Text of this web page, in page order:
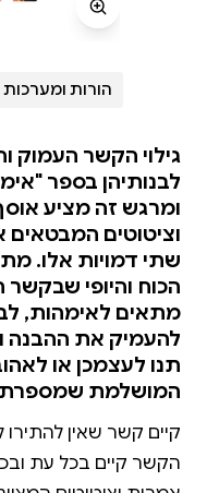
הורות ומערכות
גילוי הקשר העמוק
לבנותיהן בספר
ומרגש זה מציע
וציטוטים המבטאים
שתי דמויות אלו.
הכוח והיופי
מתאים לאימהות,
להעמיק את ההבנה
תנו לעצמכן או
המושלמת שמספרת
קיים קשר שאין להתירו
הקשר קיים בכל עת